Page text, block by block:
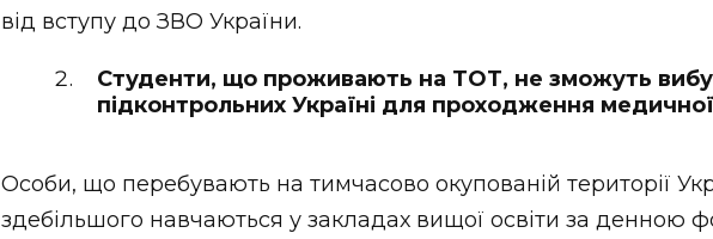
від вступу до ЗВО України.
Студенти, що проживають на ТОТ, не зможуть
підконтрольних Україні для проходження
Особи, що перебувають на тимчасово окупованій території
здебільшого навчаються у закладах вищої освіти за денною